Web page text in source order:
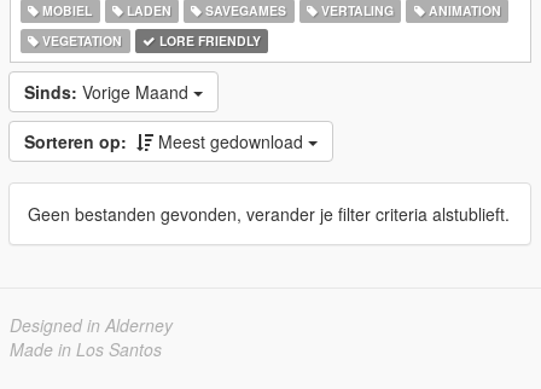
MOBIEL
LADEN SAVEGAMES VERTALING
ANIMATION
VEGETATION
LORE FRIENDLY
Sinds: Vorige Maand
Sorteren op: Meest gedownload
Geen bestanden gevonden, verander je filter criteria alstublieft.
Designed in Alderney
Made in Los Santos